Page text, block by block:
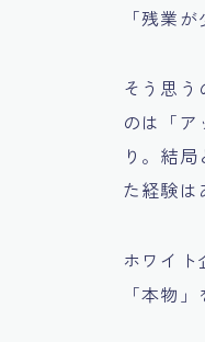
「残業
そう思
のは「
り。結
た経験は
ホワイ
「本物